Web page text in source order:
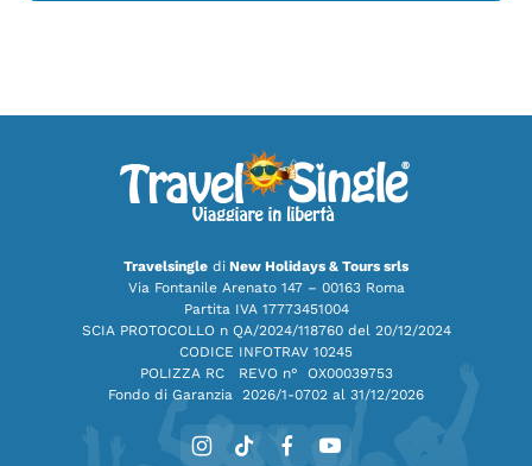
Travelsingle di New Holidays & Tours srls
Via Fontanile Arenato 147 – 00163 Roma
Partita IVA 17773451004
SCIA PROTOCOLLO n QA/2024/118760 del 20/12/2024
CODICE INFOTRAV 10245
POLIZZA RC REVO n° OX00039753
Fondo di Garanzia 2026/1-0702 al 31/12/2026